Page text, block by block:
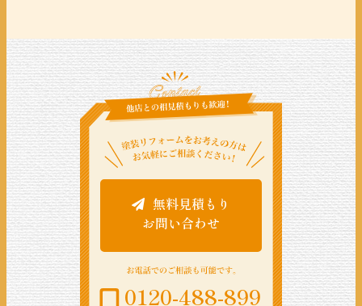
無料見積もり
お問い合わせ
0120-488-899